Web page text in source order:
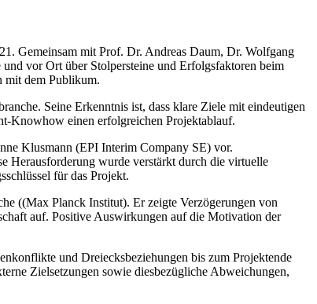
Gemeinsam mit Prof. Dr. Andreas Daum, Dr. Wolfgang
vor Ort über Stolpersteine und Erfolgsfaktoren beim
mit dem Publikum.
Seine Erkenntnis ist, dass klare Ziele mit eindeutigen
Knowhow einen erfolgreichen Projektablauf.
Klusmann (EPI Interim Company SE) vor.
Herausforderung wurde verstärkt durch die virtuelle
für das Projekt.
((Max Planck Institut). Er zeigte Verzögerungen von
auf. Positive Auswirkungen auf die Motivation der
und Dreiecksbeziehungen bis zum Projektende
Zielsetzungen sowie diesbezügliche Abweichungen,